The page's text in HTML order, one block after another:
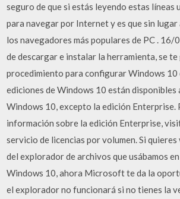
seguro de que si estás leyendo estas líneas
para navegar por Internet y es que sin lugar
los navegadores más populares de PC . 16/
de descargar e instalar la herramienta, se
procedimiento para configurar Windows 10
ediciones de Windows 10 están disponibles
Windows 10, excepto la edición Enterprise.
información sobre la edición Enterprise,
servicio de licencias por volumen. Si
del explorador de archivos que usábamos
Windows 10, ahora Microsoft te da la
el explorador no funcionará si no tienes la